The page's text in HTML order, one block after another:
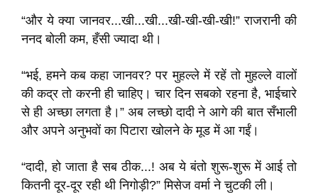
“और ये क्या जानवर...खी...खी...खी-खी-खी-खी!” राजरानी की
ननद बोली कम, हँसी ज्यादा थी।
“भई, हमने कब कहा जानवर? पर मुहल्ले में रहें तो मुहल्ले वालों
की कद्र तो करनी ही चाहिए। चार दिन सबको रहना है, भाईचारे
से ही अच्छा लगता है।” अब लच्छो दादी ने आगे की बात सँभाली
और अपने अनुभवों का पिटारा खोलने के मूड में आ गईं।
“दादी, हो जाता है सब ठीक...! अब ये बंतो शुरू-शुरू में आई तो
कितनी दूर-दूर रही थी निगोड़ी?” मिसेज वर्मा ने चुटकी ली।